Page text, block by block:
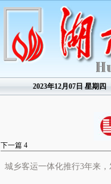
2023年12月07日 星期四
下一篇 4
城乡客运一体化推行3年来